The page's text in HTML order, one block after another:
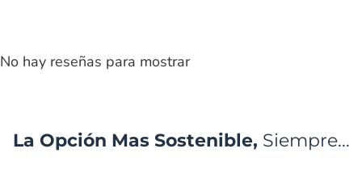
No hay reseñas para mostrar
La Opción Mas Sostenible, Siempre...